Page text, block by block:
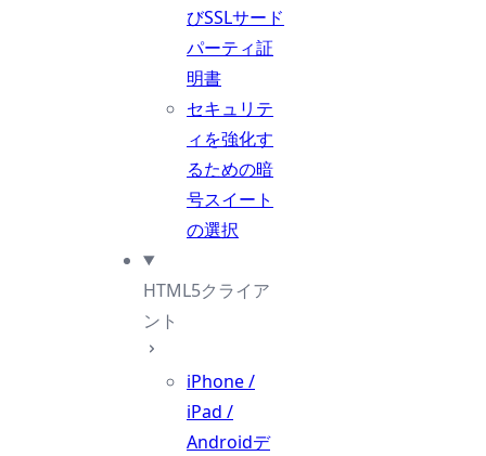
びSSLサード
パーティ証
明書
セキュリテ
ィを強化す
るための暗
号スイート
の選択
HTML5クライア
ント
iPhone /
iPad /
Androidデ